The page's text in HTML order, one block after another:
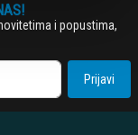
i popustima,
Prijavi